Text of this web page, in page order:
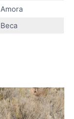
Amora
Beca